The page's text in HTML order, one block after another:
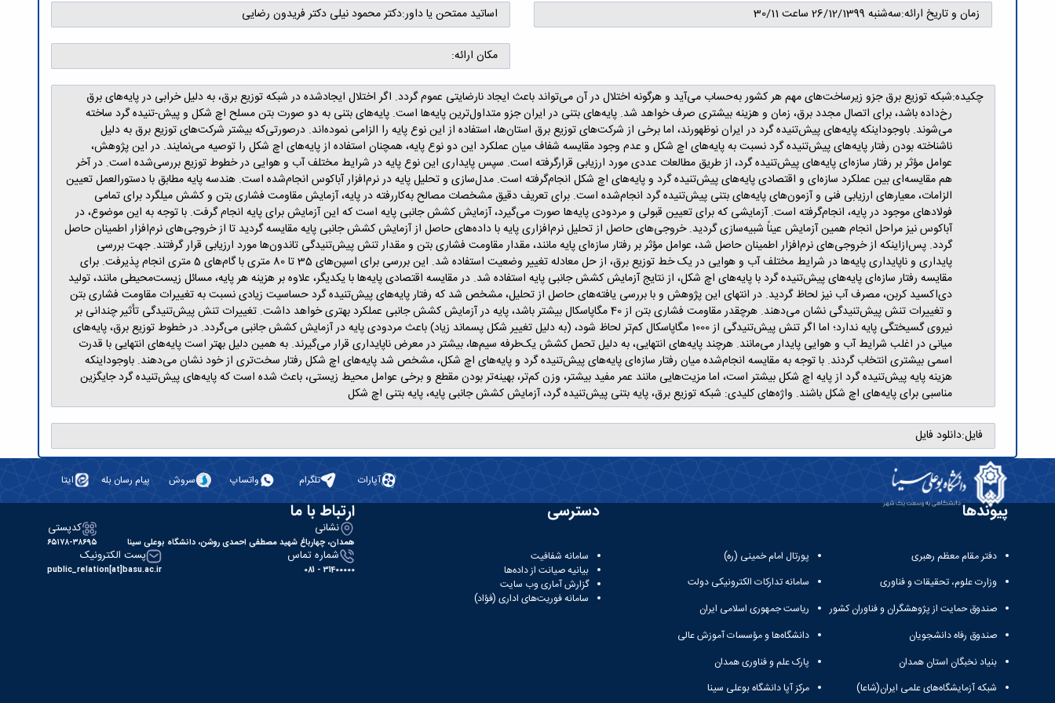
اساتید ممتحن یا داور:دکتر محمود نیلی دکتر فریدون رضایی زمان و تاریخ ارائه:سه‌شنبه 26/12/1399 ساعت 30/11
مکان ارائه:
چکیده:شبکه توزیع برق جزو زیرساخت‌های مهم هر کشور به‌حساب می‌آید و هرگونه اختلال در آن می‌تواند باعث ایجاد نارضایتی عموم گردد. اگر اختلال ایجادشده در شبکه توزیع برق، به دلیل خرابی در پایه‌های برق
رخ‌داده باشد، برای اتصال مجدد برق، زمان و هزینه بیشتری صرف خواهد شد. پایه‌های بتنی در ایران جزو متداول‌ترین پایه‌ها است. پایه‌های بتنی به دو صورت بتن مسلح اچ شکل و پیش-تنیده گرد ساخته
می‌شوند. باوجوداینکه پایه‌های پیش‌تنیده گرد در ایران نوظهورند، اما برخی از شرکت‌های توزیع برق‌ استان‌ها، استفاده از این نوع پایه را الزامی نموده‌اند. درصورتی‌که بیشتر شرکت‌های توزیع برق به دلیل
ناشناخته بودن رفتار پایه‌های پیش‌تنیده گرد نسبت به پایه‌های اچ شکل و عدم وجود مقایسه شفاف میان عملکرد این دو نوع پایه، همچنان استفاده از پایه‌های اچ شکل را توصیه می‌نمایند. در این پژوهش،
عوامل مؤثر بر رفتار سازه‌ای پایه‌های پیش‌تنیده گرد، از طریق مطالعات عددی مورد ارزیابی قرارگرفته ‌است. سپس پایداری این نوع پایه در شرایط مختلف آب و هوایی در خطوط توزیع بررسی‌شده است. در آخر
هم مقایسه‌ای بین عملکرد سازه‌ای و اقتصادی پایه‌های پیش‌تنیده گرد و پایه‌های اچ شکل انجام‌گرفته است. مدل‌سازی و تحلیل پایه در نرم‌افزار آباکوس انجام‌شده است. هندسه پایه مطابق با دستورالعمل تعیین
الزامات، معیارهای ارزیابی فنی و آزمون‌های پایه‌های بتنی پیش‌تنیده گرد انجام‌شده است. برای تعریف دقیق مشخصات مصالح به‌کاررفته در پایه، آزمایش مقاومت فشاری بتن و کشش میلگرد برای تمامی
فولادهای موجود در پایه، انجام‌گرفته است. آزمایشی که برای تعیین قبولی و مردودی پایه‌ها صورت می‌گیرد، آزمایش کشش جانبی پایه است که این آزمایش برای پایه انجام گرفت. با توجه به این موضوع، در
آباکوس نیز مراحل انجام همین آزمایش عیناً شبیه‌سازی گردید. خروجی‌های حاصل از تحلیل نرم‌افزاری پایه با داده‌های حاصل از آزمایش کشش جانبی پایه مقایسه گردید تا از خروجی‌های نرم‌افزار اطمینان حاصل
گردد. پس‌ازاینکه از خروجی‌های نرم‌افزار اطمینان حاصل شد، عوامل مؤثر بر رفتار سازه‌ای پایه مانند، مقدار مقاومت فشاری بتن و مقدار تنش پیش‌تنیدگی تاندون‌ها مورد ارزیابی قرار گرفتند. جهت بررسی
پایداری و ناپایداری پایه‌ها در شرایط مختلف آب و هوایی در یک خط توزیع برق، از حل معادله تغییر وضعیت استفاده شد. این بررسی برای اسپن‌های 35 تا 80 متری با گام‌های 5 متری انجام پذیرفت. برای
مقایسه رفتار سازه‌ای پایه‌های پیش‌تنیده گرد با پایه‌های اچ شکل، از نتایج آزمایش کشش جانبی پایه استفاده شد. در مقایسه اقتصادی پایه‌ها با یکدیگر، علاوه بر هزینه هر پایه، مسائل زیست‌محیطی مانند، تولید
دی‌اکسید کربن، مصرف آب نیز لحاظ گردید. در انتهای این پژوهش و با بررسی یافته‌های حاصل از تحلیل، مشخص شد که رفتار پایه‌های پیش‌تنیده گرد حساسیت زیادی نسبت به تغییرات مقاومت فشاری بتن
و تغییرات تنش پیش‌تنیدگی نشان می‌دهند. هرچقدر مقاومت فشاری بتن از 40 مگاپاسکال بیشتر باشد، پایه در آزمایش کشش جانبی عملکرد بهتری خواهد داشت. تغییرات تنش پیش‌تنیدگی تأثیر چندانی بر
نیروی گسیختگی پایه ندارد؛ اما اگر تنش پیش‌تنیدگی از 1000 مگاپاسکال کم‌تر لحاظ شود، (به دلیل تغییر شکل پسماند زیاد) باعث مردودی پایه در آزمایش کشش جانبی می‌گردد. در خطوط توزیع برق، پایه‌های
میانی در اغلب شرایط آب و هوایی پایدار می‌مانند. هرچند پایه‌های انتهایی، به دلیل تحمل کشش یک‌طرفه سیم‌ها، بیشتر در معرض ناپایداری قرار می‌گیرند. به همین دلیل بهتر است پایه‌های انتهایی با قدرت
اسمی بیشتری انتخاب گردند. با توجه به مقایسه انجام‌شده میان رفتار سازه‌ای پایه‌های پیش‌تنیده گرد و پایه‌های اچ شکل، مشخص شد پایه‌های اچ شکل رفتار سخت‌تری از خود نشان می‌دهند. باوجوداینکه
هزینه پایه پیش‌تنیده گرد از پایه اچ شکل بیشتر است، اما مزیت‌هایی مانند عمر مفید بیشتر، وزن کم‌تر، بهینه‌تر بودن مقطع و برخی عوامل محیط زیستی، باعث شده است که پایه‌های پیش‌تنیده گرد جایگزین
مناسبی برای پایه‌های اچ شکل باشند. واژه‌های کلیدی: شبکه توزیع برق، پایه بتنی پیش‌تنیده گرد، آزمایش کشش جانبی پایه، پایه بتنی اچ شکل
فایل:دانلود فایل
آپارات تلگرام واتساپ سروش پیام رسان بله ایتا
پیوندها
دفتر مقام معظم رهبری
وزارت علوم، تحقیقات و فناوری
صندوق حمایت از پژوهشگران و فناوران کشور
صندوق رفاه دانشجویان
بنیاد نخبگان استان همدان
شبکه آزمایشگاه‌های علمی ایران(شاعا)
پورتال امام خمینی (ره)
سامانه تدارکات الکترونیکی دولت
ریاست جمهوری اسلامی ایران
دانشگاه‌ها و مؤسسات آموزش عالی
پارک علم و فناوری همدان
مرکز آپا دانشگاه بوعلی سینا
دسترسی
سامانه شفافیت
بیانیه صیانت از داده‌ها
گزارش آماری وب‌ سایت
سامانه فوریت‌های اداری (فؤاد)
ارتباط با ما
نشانی
همدان، چهارباغ شهید مصطفی احمدی روشن، دانشگاه بوعلی سینا
کدپستی
۶۵۱۷۸-۳۸۶۹۵
شماره تماس
31400000 - 081
پست الکترونیک
public_relation[at]basu.ac.ir